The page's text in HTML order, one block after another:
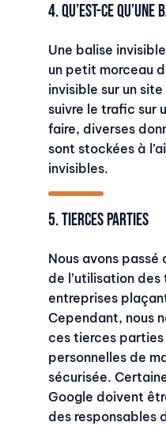
4. Qu’est-ce
Une balise
un petit morceau
invisible sur un
suivre le trafic sur
faire, diverses
sont stockées à
invisibles.
5. Tierces parties
Nous avons
de l’utilisation des
entreprises
Cependant, nous
ces tierces
personnelles de
sécurisée.
Google doivent
des responsables